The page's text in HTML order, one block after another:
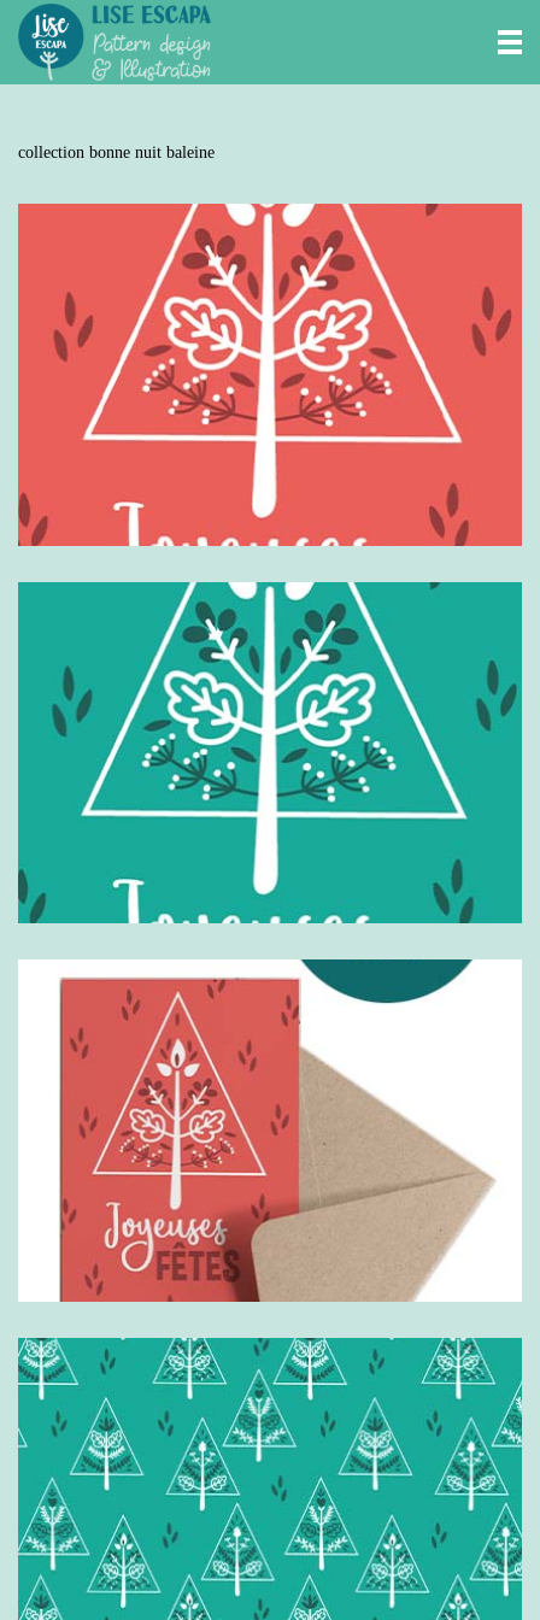
collection bonne nuit baleine